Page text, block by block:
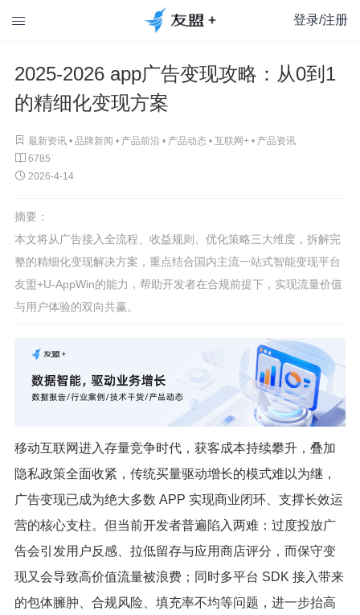
 登录/注册
2025-2026 app广告变现攻略：从0到1
的精细化变现方案
 最新资讯 • 品牌新闻 • 产品前沿• 产品动态 • 互联网+• 产品资讯
 6785
 2026-4-14
摘要：
本文将从广告接入全流程、收益规则、优化策略三大维度，拆解完
整的精细化变现解决方案，重点结合国内主流一站式智能变现平台
友盟+U-AppWin的能力，帮助开发者在合规前提下，实现流量价值
与用户体验的双向共赢。
移动互联网进入存量竞争时代，获客成本持续攀升，叠加
隐私政策全面收紧，传统买量驱动增长的模式难以为继，
广告变现已成为绝大多数 APP 实现商业闭环、支撑长效运
营的核心支柱。但当前开发者普遍陷入两难：过度投放广
告会引发用户反感、拉低留存与应用商店评分，而保守变
现又会导致高价值流量被浪费；同时多平台 SDK 接入带来
的包体臃肿、合规风险、填充率不均等问题，进一步抬高